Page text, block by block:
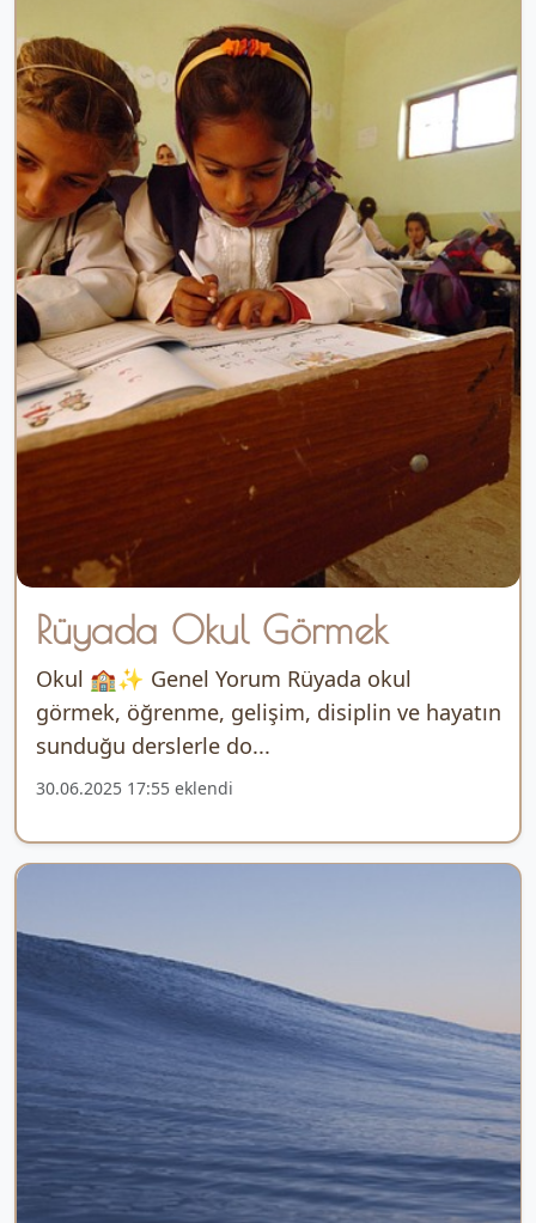
Rüyada Okul Görmek
Okul 🏫✨ Genel Yorum Rüyada okul
görmek, öğrenme, gelişim, disiplin ve hayatın
sunduğu derslerle do...
30.06.2025 17:55 eklendi